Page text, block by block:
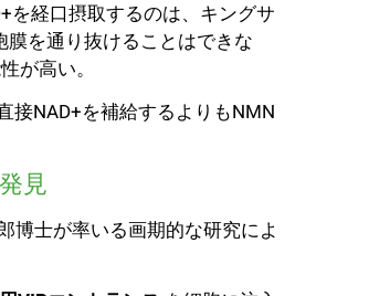
を経口摂取するのは、キングサ
を通り抜けることはできな
が高い。
接NAD+を補給するよりもNMN
見
博士が率いる画期的な研究によ